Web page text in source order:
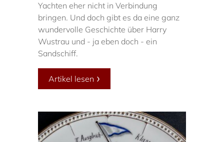
Yachten eher nicht in Verbindung
bringen. Und doch gibt es da eine ganz
wundervolle Geschichte über Harry
Wustrau und - ja eben doch - ein
Sandschiff.
Artikel lesen